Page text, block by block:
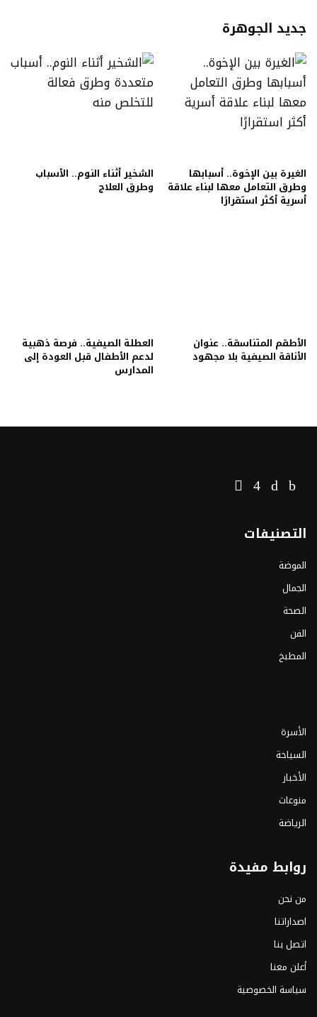
جديد الجوهرة
الغيرة بين الإخوة.. أسبابها
وطرق التعامل معها لبناء علاقة
أسرية أكثر استقرارًا
الشخير أثناء النوم.. الأسباب
وطرق العلاج
الأطقم المتناسقة.. عنوان
الأناقة الصيفية بلا مجهود
العطلة الصيفية.. فرصة ذهبية
لدعم الأطفال قبل العودة إلى
المدارس
التصنيفات
الموضة
الجمال
الصحة
الفن
المطبخ
الأسرة
السياحة
الأخبار
منوعات
الرياضة
روابط مفيدة
من نحن
اصداراتنا
اتصل بنا
أعلن معنا
سياسة الخصوصية